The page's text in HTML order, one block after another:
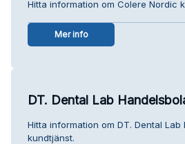
Hitta information om Colere Nordic
Mer info
DT. Dental Lab
Hitta information om DT. Dental Lab
kundtjänst.